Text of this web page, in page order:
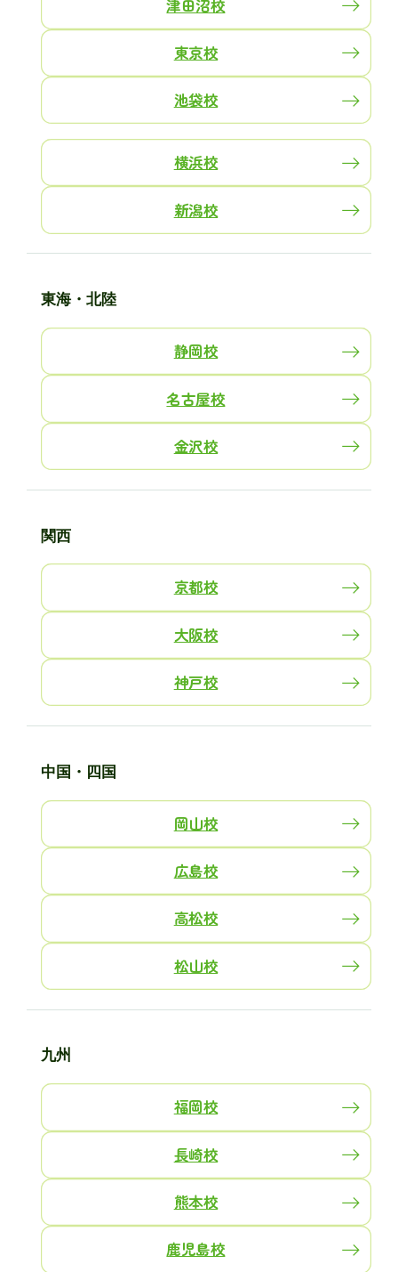
津田沼校
東京校
池袋校
横浜校
新潟校
東海・北陸
静岡校
名古屋校
金沢校
関西
京都校
大阪校
神戸校
中国・四国
岡山校
広島校
高松校
松山校
九州
福岡校
長崎校
熊本校
鹿児島校